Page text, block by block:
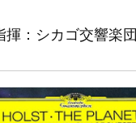
揮：シカゴ交響楽団